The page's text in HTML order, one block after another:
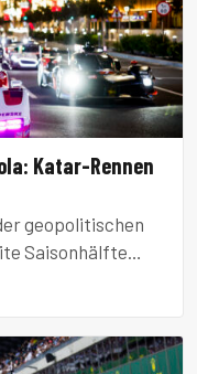
Katar-Rennen
geopolitischen
Saisonhälfte
nun in Imola.